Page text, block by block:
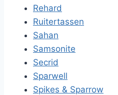
Rehard
Ruitertassen
Sahan
Samsonite
Secrid
Sparwell
Spikes & Sparrow